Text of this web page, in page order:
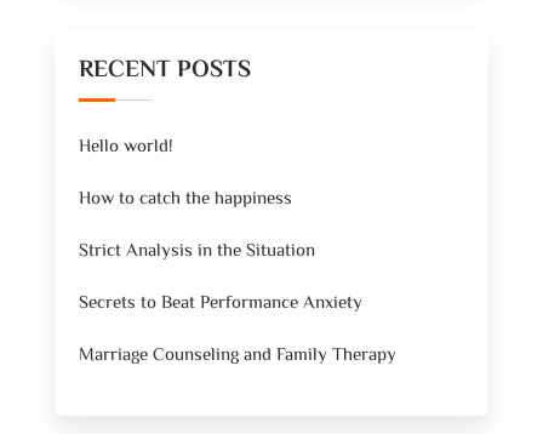
RECENT POSTS
Hello world!
How to catch the happiness
Strict Analysis in the Situation
Secrets to Beat Performance Anxiety
Marriage Counseling and Family Therapy